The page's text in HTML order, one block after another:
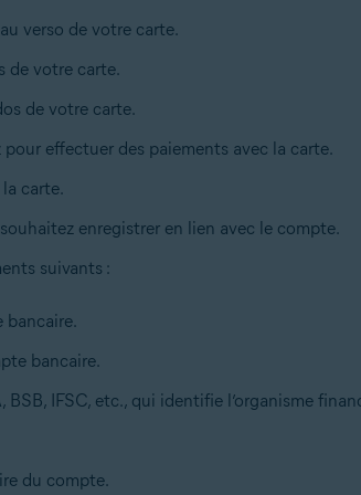
verso de votre carte.
de votre carte.
de votre carte.
effectuer des paiements avec la carte.
carte.
enregistrer en lien avec le compte.
suivants :
bancaire.
bancaire.
BSB, IFSC, etc., qui identifie l’organisme
du compte.